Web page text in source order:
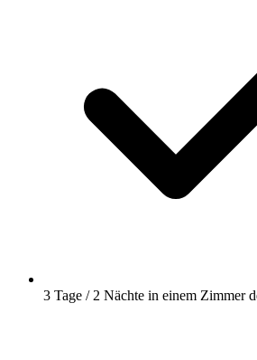
3 Tage / 2 Nächte in einem Zimmer